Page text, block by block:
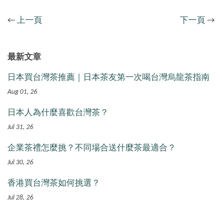
← 上一頁 下一頁 →
最新文章
日本買台灣茶推薦｜日本茶友第一次喝台灣烏龍茶指南
Aug 01, 26
日本人為什麼喜歡台灣茶？
Jul 31, 26
企業茶禮怎麼挑？不同場合送什麼茶最適合？
Jul 30, 26
香港買台灣茶如何挑選？
Jul 28, 26